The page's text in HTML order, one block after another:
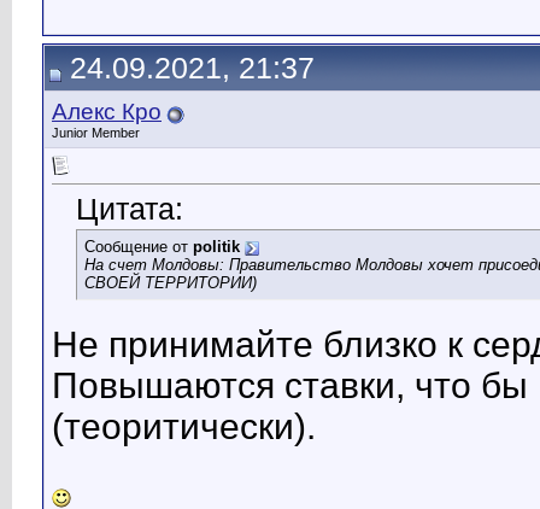
24.09.2021, 21:37
Алекс Кро
Junior Member
Цитата:
Сообщение от politik
На счет Молдовы: Правительство Молдовы хочет
СВОЕЙ ТЕРРИТОРИИ)
Не принимайте близко к
Повышаются ставки, что бы
(теоритически).